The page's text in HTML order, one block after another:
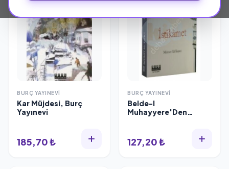
BURÇ YAYINEVI
Kar Müjdesi, Burç
Yayınevi
185,70 ₺
BURÇ YAYINEVI
Belde-I
Muhayyere'Den
Yayınevi
127,20 ₺